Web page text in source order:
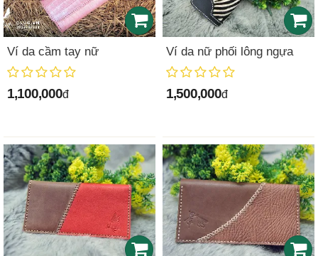
Ví da cầm tay nữ
1,100,000đ
Ví da nữ phối lông ngựa
1,500,000đ